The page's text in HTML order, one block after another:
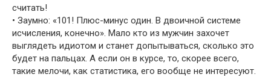
считать!
• Заумно: «101! Плюс-минус один. В двоичной системе
исчисления, конечно». Мало кто из мужчин захочет
выглядеть идиотом и станет допытываться, сколько это
будет на пальцах. А если он в курсе, то, скорее всего,
такие мелочи, как статистика, его вообще не интересуют.